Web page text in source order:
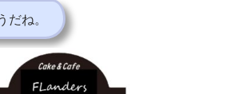
だね。